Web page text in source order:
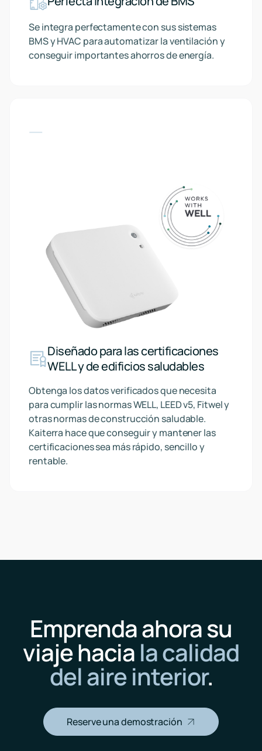
Se integra perfectamente con sus sistemas
BMS y HVAC para automatizar la ventilación y
conseguir importantes ahorros de energía.
Diseñado para las certificaciones
WELL y de edificios saludables
Obtenga los datos verificados que necesita
para cumplir las normas WELL, LEED v5, Fitwel y
otras normas de construcción saludable.
Kaiterra hace que conseguir y mantener las
certificaciones sea más rápido, sencillo y
rentable.
Emprenda ahora su
viaje hacia la calidad
del aire interior.
Reserve una demostración